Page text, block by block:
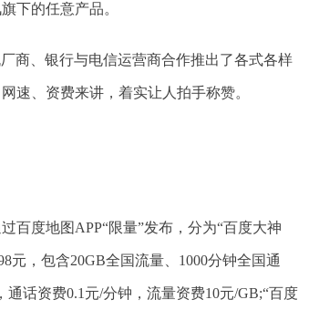
下的任意产品。
商、银行与电信运营商合作推出了各式各样
速、资费来讲，着实让人拍手称赞。
百度地图APP“限量”发布，分为“百度大神
元，包含20GB全国流量、1000分钟全国通
话资费0.1元/分钟，流量资费10元/GB;“百度